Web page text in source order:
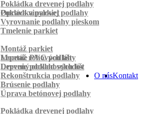
Pokládka drevenej podlahy
Pokládka parkiet
Oprava vinylovej podlahy
Vyrovnanie podlahy pieskom
Tmelenie parkiet
Montáž parkiet
Montáž rohových líšt
Lepenie PVC podlahy
Lepenie podlahových líšt
Drevený obklad schodov
Rekonštrukcia podlahy
Brúsenie podlahy
Úprava betónovej podlahy
Kontakt
O nás
Pokládka drevenej podlahy